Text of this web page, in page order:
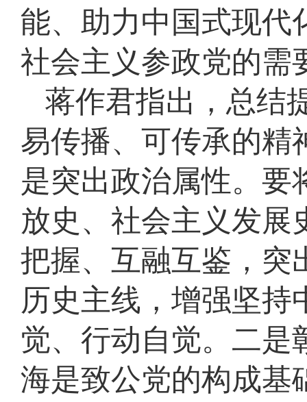
能、助力中国式现代
社会主义参政党的需
蒋作君指出，总结
易传播、可传承的精
是突出政治属性。要
放史、社会主义发展
把握、互融互鉴，突
历史主线，增强坚持
觉、行动自觉。二是
海是致公党的构成基